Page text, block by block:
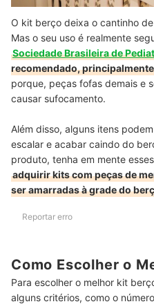
O kit berço deixa o cantinho
Mas o seu uso é realmente
Sociedade Brasileira de
recomendado,
porque, peças fofas demais e
causar sufocamento.
Além disso, alguns itens
escalar e acabar caindo do
produto, tenha em mente
adquirir kits com peças de
ser amarradas à grade do
Reportar erro
Como Escolher o
Para escolher o melhor kit
alguns critérios, como o